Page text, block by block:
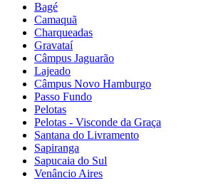
Bagé
Camaquã
Charqueadas
Gravataí
Câmpus Jaguarão
Lajeado
Câmpus Novo Hamburgo
Passo Fundo
Pelotas
Pelotas - Visconde da Graça
Santana do Livramento
Sapiranga
Sapucaia do Sul
Venâncio Aires